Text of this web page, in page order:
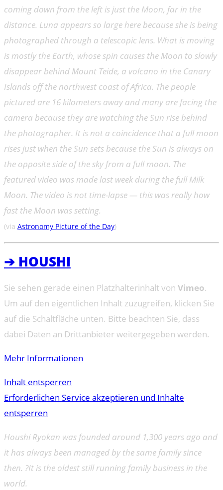
coming down from the left is just the Moon, far in the
distance. Luna appears so large here because she is being
photographed through a telescopic lens. What is moving
is mostly the Earth, whose spin causes the Moon to slowly
disappear behind Mount Teide, a volcano in the Canary
Islands off the northwest coast of Africa. The people
pictured are 16 kilometers away and many are facing the
camera because they are watching the Sun rise behind
the photographer. It is not a coincidence that a full moon
rises just when the Sun sets because the Sun is always on
the opposite side of the sky from a full moon. The
featured video was made last week during the full Milk
Moon. The video is not time-lapse — this was really how
fast the Moon was setting.
(via Astronomy Picture of the Day)
➔ HOUSHI
Sie sehen gerade einen Platzhalterinhalt von Vimeo.
Um auf den eigentlichen Inhalt zuzugreifen, klicken Sie
auf die Schaltfläche unten. Bitte beachten Sie, dass
dabei Daten an Drittanbieter weitergegeben werden.
Mehr Informationen
Inhalt entsperren
Erforderlichen Service akzeptieren und Inhalte
entsperren
Houshi Ryokan was founded around 1,300 years ago and
it has always been managed by the same family since
then. ?It is the oldest still running family business in the
world.